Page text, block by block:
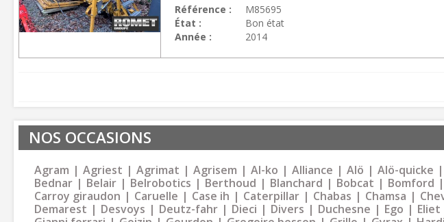
Référence
M85695
État
Bon état
Année
2014
NOS OCCASIONS
Agram Agriest Agrimat Agrisem Al-ko Alliance Alö Alö-quicke
Bednar
Belair Belrobotics Berthoud Blanchard Bobcat Bomford
Carroy giraudon
Caruelle Case ih Caterpillar Chabas Chamsa
Demarest
Desvoys Deutz-fahr Dieci Divers Duchesne Ego Eliet